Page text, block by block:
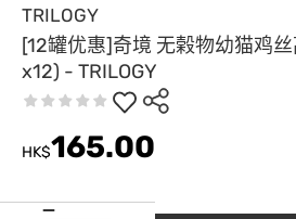
TRILOGY
[12罐优惠]奇境 无榖物幼猫鸡
x12) - TRILOGY
HK$165.00